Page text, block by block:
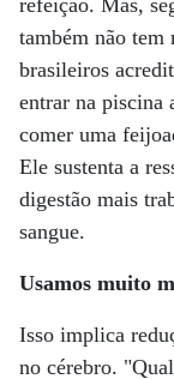
refeição. Mas,
também não tem
brasileiros
entrar na piscina
comer uma
Ele sustenta a
digestão mais
sangue.
Usamos muito
Isso implica
no cérebro.